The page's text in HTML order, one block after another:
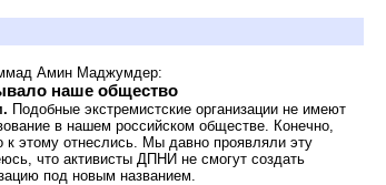
Амин Маджумдер:
наше общество
Подобные экстремистские организации не имеют
в нашем российском обществе. Конечно,
этому отнеслись. Мы давно проявляли эту
что активисты ДПНИ не смогут создать
под новым названием.